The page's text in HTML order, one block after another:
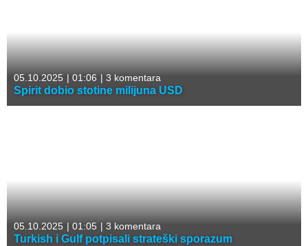
05.10.2025 | 01:06 | 3 komentara
Spirit dobio stotine milijuna USD
05.10.2025 | 01:05 | 3 komentara
Turkish i Gulf potpisali strateški sporazum